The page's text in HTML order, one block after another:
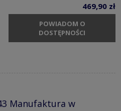
469,90 zł
POWIADOM O
DOSTĘPNOŚCI
Manufaktura w